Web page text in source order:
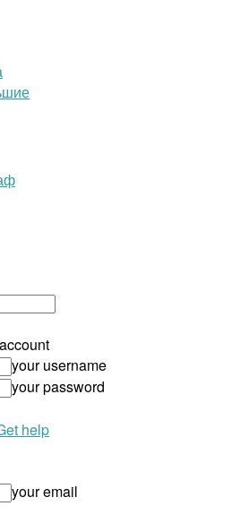
your username
your password
help
your email